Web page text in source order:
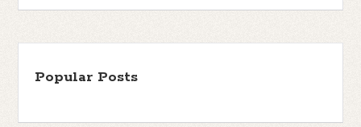
Popular Posts